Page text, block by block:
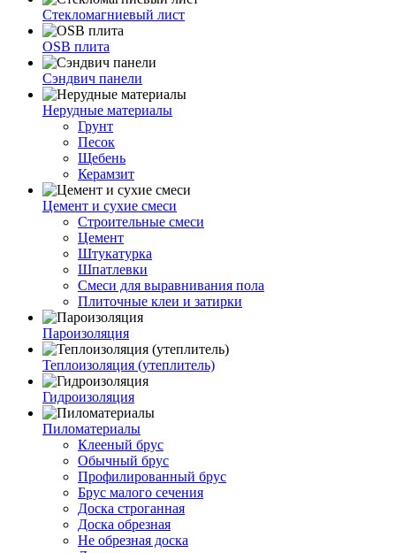
Стекломагниевый лист
OSB плита
Сэндвич панели
Нерудные материалы
Грунт
Песок
Щебень
Керамзит
Цемент и сухие смеси
Строительные смеси
Цемент
Штукатурка
Шпатлевки
Смеси для выравнивания пола
Плиточные клеи и затирки
Пароизоляция
Теплоизоляция (утеплитель)
Гидроизоляция
Пиломатериалы
Клееный брус
Обычный брус
Профилированный брус
Брус малого сечения
Доска строганная
Доска обрезная
Не обрезная доска